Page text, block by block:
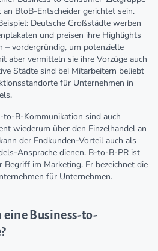
BtoB-Entscheider gerichtet sein.
Deutsche Großstädte werben
und preisen ihre Highlights
– vordergründig, um potenzielle
aber vermitteln sie ihre Vorzüge auch
Städte sind bei Mitarbeitern beliebt
für Unternehmen in
B-Kommunikation sind auch
wiederum über den Einzelhandel an
der Endkunden-Vorteil auch als
Ansprache dienen. B-to-B-PR ist
Begriff im Marketing. Er bezeichnet die
für Unternehmen.
Business-to-